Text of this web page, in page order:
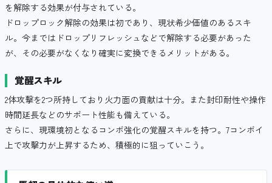
を解除する効果が付与されている。
ドロップロック解除の効果は初であり、現状希少価値のあるスキ
ル。今まではドロップリフレッシュなどで解除する必要があった
が、その必要がなくなり確実に変換できるメリットがある。
覚醒スキル
2体攻撃を2つ所持しており火力面の貢献は十分。また封印耐性や操作
時間延長などのサポート性能も備えている。
さらに、現環境初となるコンボ強化の覚醒スキルを持つ。7コンボイ
上で攻撃力が上昇するため、積極的に狙っていこう。